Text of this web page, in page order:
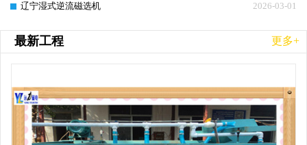
2026-03-01
辽宁湿式逆流磁选机
最新工程 更多+